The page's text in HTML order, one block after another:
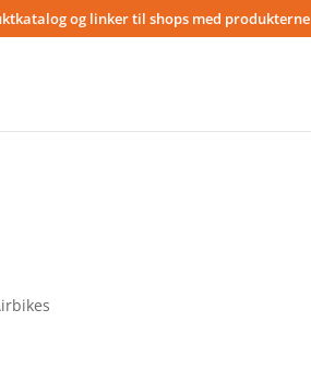
og linker til shops med produkterne